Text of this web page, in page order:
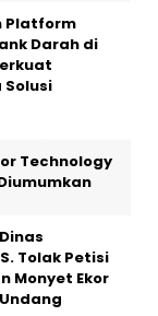
Platform
Darah di
Technology
Tolak Petisi
Monyet Ekor